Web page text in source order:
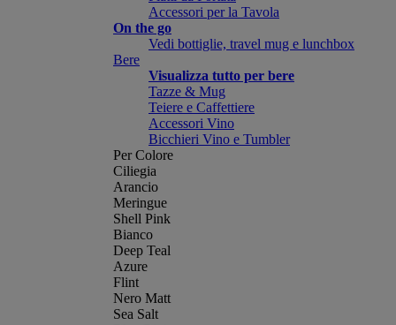
Accessori per la Tavola
On the go
Vedi bottiglie, travel mug e lunchbox
Bere
Visualizza tutto per bere
Tazze & Mug
Teiere e Caffettiere
Accessori Vino
Bicchieri Vino e Tumbler
Per Colore
Ciliegia
Arancio
Meringue
Shell Pink
Bianco
Deep Teal
Azure
Flint
Nero Matt
Sea Salt